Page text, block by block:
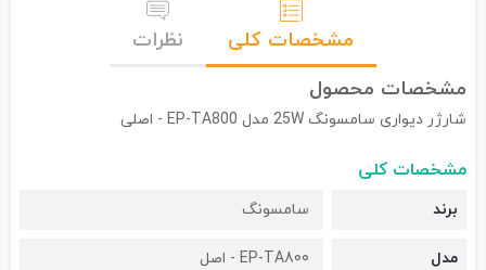
مشخصات کلی
نظرات
مشخصات محصول
شارژر دیواری سامسونگ 25W مدل EP-TA800 - اصلی
مشخصات کلی
برند سامسونگ
مدل EP-TA800 - اصل